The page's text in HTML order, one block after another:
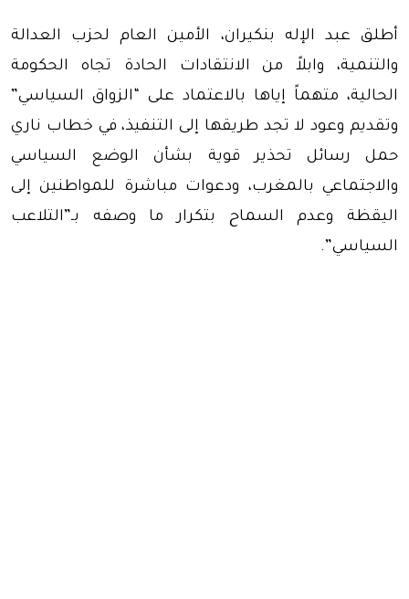
أطلق عبد الإله بنكيران، الأمين العام لحزب العدالة
والتنمية، وابلاً من الانتقادات الحادة تجاه الحكومة
الحالية، متهماً إياها بالاعتماد على “الزواق السياسي”
وتقديم وعود لا تجد طريقها إلى التنفيذ، في خطاب ناري
حمل رسائل تحذير قوية بشأن الوضع السياسي
والاجتماعي بالمغرب، ودعوات مباشرة للمواطنين إلى
اليقظة وعدم السماح بتكرار ما وصفه بـ”التلاعب
السياسي”.